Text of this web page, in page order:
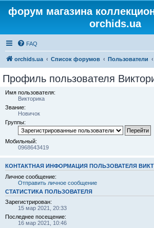
форум магазина
orchids.ua
FAQ
orchids.ua Список форумов Пользователи
Профиль пользователя
Имя пользователя:
Викторика
Звание:
Новичок
Группы:
Мобильный:
0968643419
КОНТАКТНАЯ ИНФОРМАЦИЯ ПОЛЬЗОВАТЕЛЯ
Личное сообщение:
Отправить личное сообщение
СТАТИСТИКА ПОЛЬЗОВАТЕЛЯ
Зарегистрирован:
15 мар 2021, 20:33
Последнее посещение:
16 мар 2021, 10:46